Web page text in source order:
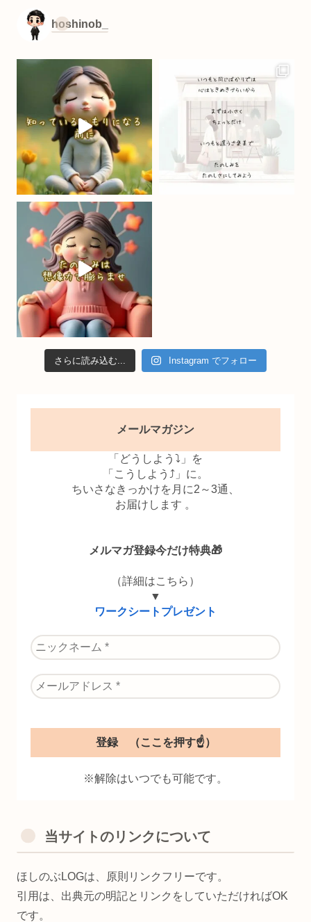
c
e
b
o
k
a
gr
a
m
u
C
h
a
n
n
el
hoshinob_
さらに読み込む... Instagram でフォロー
メールマガジン
「どうしよう⤵」を
「こうしよう⤴」に。
ちいさなきっかけを月に2～3通、
お届けします 。
メルマガ登録今だけ特典🎁
（詳細はこちら）
▼
ワークシートプレゼント
※解除はいつでも可能です。
当サイトのリンクについて
ほしのぶLOGは、原則リンクフリーです。
引用は、出典元の明記とリンクをしていただければOK
です。